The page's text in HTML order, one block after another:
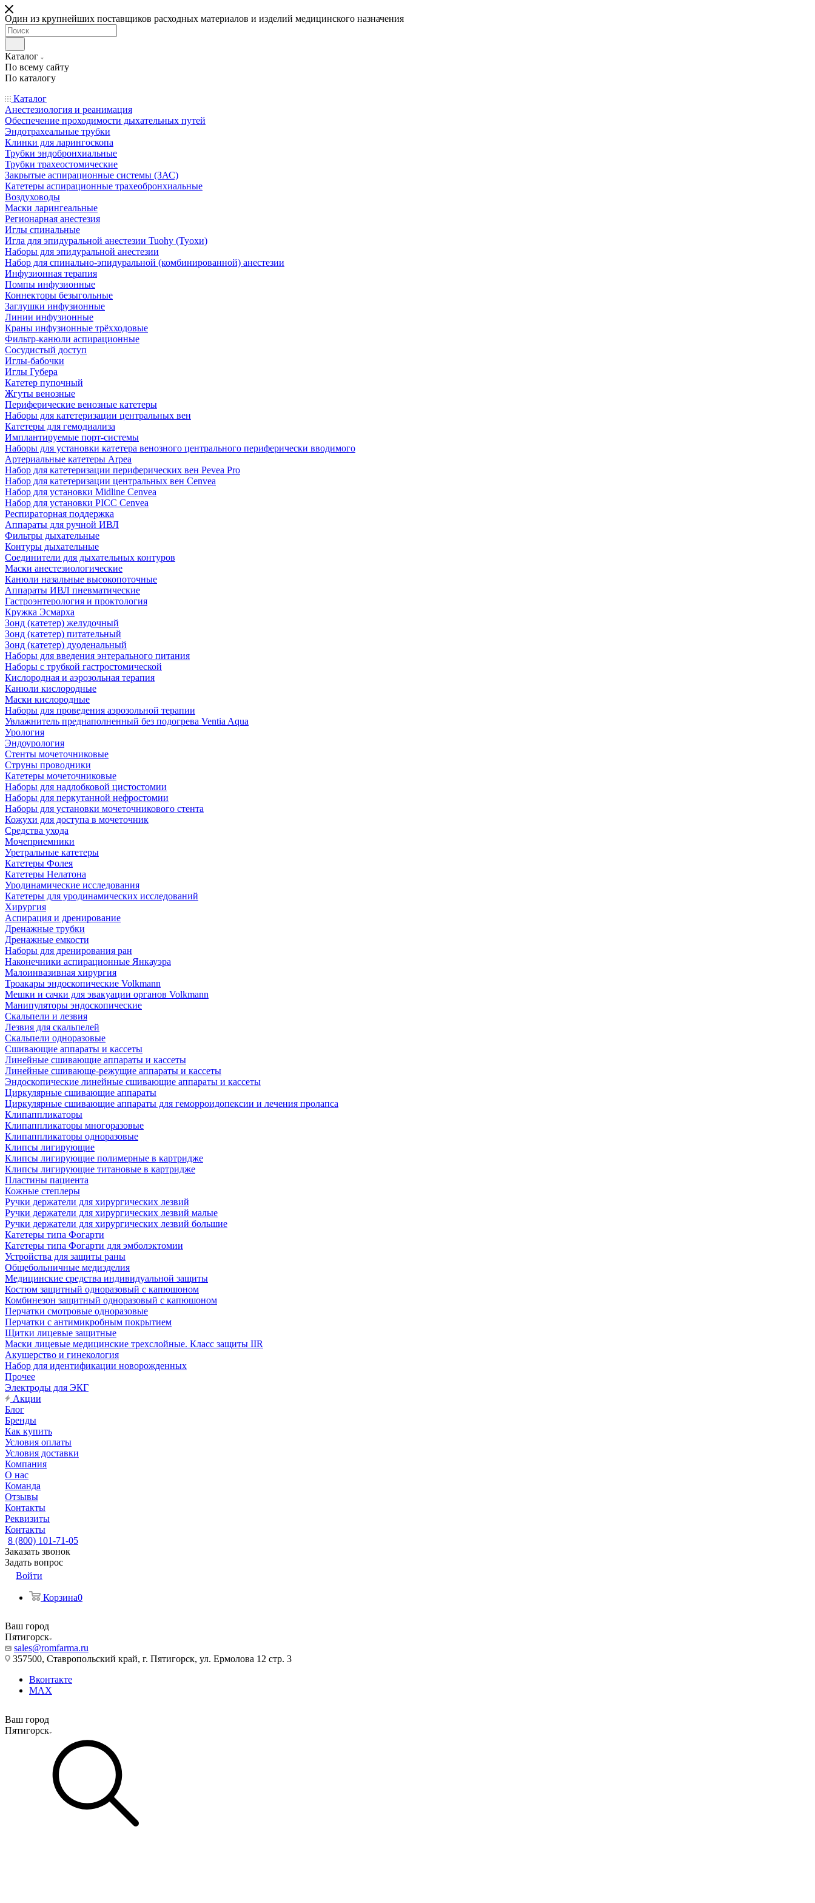
Один из крупнейших поставщиков расходных материалов и изделий медицинского назначения
Каталог
По всему сайту
По каталогу
Каталог
Анестезиология и реанимация
Обеспечение проходимости дыхательных путей
Эндотрахеальные трубки
Клинки для ларингоскопа
Трубки эндобронхиальные
Трубки трахеостомические
Закрытые аспирационные системы (ЗАС)
Катетеры аспирационные трахеобронхиальные
Воздуховоды
Маски ларингеальные
Регионарная анестезия
Иглы спинальные
Игла для эпидуральной анестезии Tuohy (Туохи)
Наборы для эпидуральной анестезии
Набор для спинально-эпидуральной (комбинированной) анестезии
Инфузионная терапия
Помпы инфузионные
Коннекторы безыгольные
Заглушки инфузионные
Линии инфузионные
Краны инфузионные трёхходовые
Фильтр-канюли аспирационные
Сосудистый доступ
Иглы-бабочки
Иглы Губера
Катетер пупочный
Жгуты венозные
Периферические венозные катетеры
Наборы для катетеризации центральных вен
Катетеры для гемодиализа
Имплантируемые порт‑системы
Наборы для установки катетера венозного центрального периферически вводимого
Артериальные катетеры Arpea
Набор для катетеризации периферических вен Pevea Pro
Набор для катетеризации центральных вен Cenvea
Набор для установки Midline Cenvea
Набор для установки PICC Cenvea
Респираторная поддержка
Аппараты для ручной ИВЛ
Фильтры дыхательные
Контуры дыхательные
Соединители для дыхательных контуров
Маски анестезиологические
Канюли назальные высокопоточные
Аппараты ИВЛ пневматические
Гастроэнтерология и проктология
Кружка Эсмарха
Зонд (катетер) желудочный
Зонд (катетер) питательный
Зонд (катетер) дуоденальный
Наборы для введения энтерального питания
Наборы с трубкой гастростомической
Кислородная и аэрозольная терапия
Канюли кислородные
Маски кислородные
Наборы для проведения аэрозольной терапии
Увлажнитель преднаполненный без подогрева Ventia Aqua
Урология
Эндоурология
Стенты мочеточниковые
Струны проводники
Катетеры мочеточниковые
Наборы для надлобковой цистостомии
Наборы для перкутанной нефростомии
Наборы для установки мочеточникового стента
Кожухи для доступа в мочеточник
Средства ухода
Мочеприемники
Уретральные катетеры
Катетеры Фолея
Катетеры Нелатона
Уродинамические исследования
Катетеры для уродинамических исследований
Хирургия
Аспирация и дренирование
Дренажные трубки
Дренажные емкости
Наборы для дренирования ран
Наконечники аспирационные Янкауэра
Малоинвазивная хирургия
Троакары эндоскопические Volkmann
Мешки и сачки для эвакуации органов Volkmann
Манипуляторы эндоскопические
Скальпели и лезвия
Лезвия для скальпелей
Скальпели одноразовые
Сшивающие аппараты и кассеты
Линейные сшивающие аппараты и кассеты
Линейные сшивающе-режущие аппараты и кассеты
Эндоскопические линейные сшивающие аппараты и кассеты
Циркулярные сшивающие аппараты
Циркулярные сшивающие аппараты для геморроидопексии и лечения пролапса
Клипаппликаторы
Клипаппликаторы многоразовые
Клипаппликаторы одноразовые
Клипсы лигирующие
Клипсы лигирующие полимерные в картридже
Клипсы лигирующие титановые в картридже
Пластины пациента
Кожные степлеры
Ручки держатели для хирургических лезвий
Ручки держатели для хирургических лезвий малые
Ручки держатели для хирургических лезвий большие
Катетеры типа Фогарти
Катетеры типа Фогарти для эмболэктомии
Устройства для защиты раны
Общебольничные медизделия
Медицинские средства индивидуальной защиты
Костюм защитный одноразовый с капюшоном
Комбинезон защитный одноразовый с капюшоном
Перчатки смотровые одноразовые
Перчатки с антимикробным покрытием
Щитки лицевые защитные
Маски лицевые медицинские трехслойные. Класс защиты IIR
Акушерство и гинекология
Набор для идентификации новорожденных
Прочее
Электроды для ЭКГ
Акции
Блог
Бренды
Как купить
Условия оплаты
Условия доставки
Компания
О нас
Команда
Отзывы
Контакты
Реквизиты
Контакты
8 (800) 101-71-05
Заказать звонок
Задать вопрос
Войти
Корзина0
Ваш город
Пятигорск
sales@romfarma.ru
357500, Ставропольский край, г. Пятигорск, ул. Ермолова 12 стр. 3
Вконтакте
MAX
Ваш город
Пятигорск